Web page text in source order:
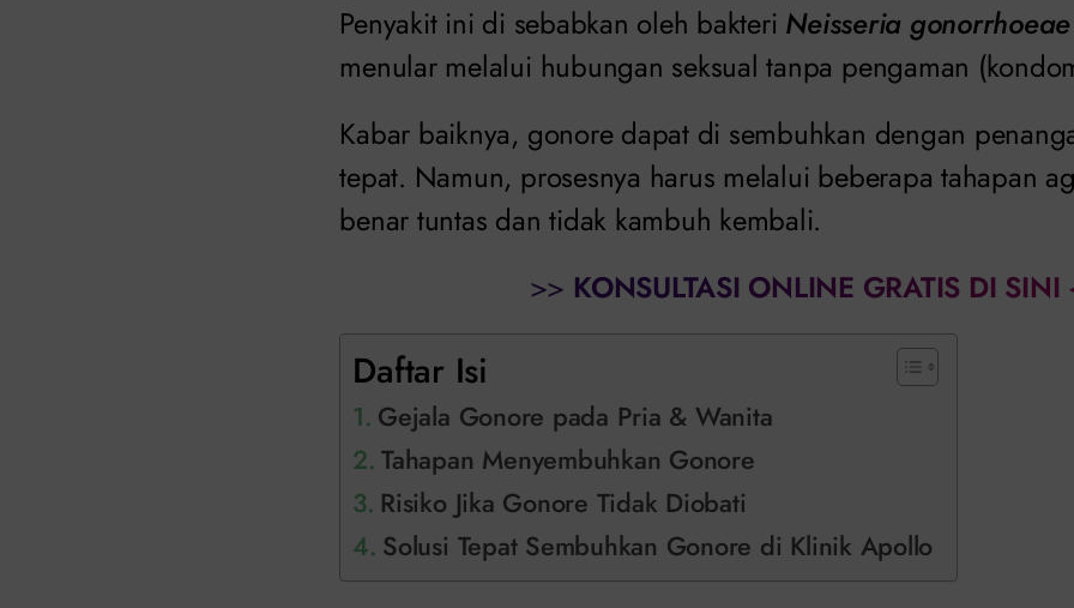
Penyakit ini di sebabkan oleh bakteri Neisseria gonorrhoeae
menular melalui hubungan seksual tanpa pengaman
Kabar baiknya, gonore dapat di sembuhkan dengan
tepat. Namun, prosesnya harus melalui beberapa tahapan
benar tuntas dan tidak kambuh kembali.
>> KONSULTASI ONLINE GRATIS DI SINI
Daftar Isi
Gejala Gonore pada Pria & Wanita
Tahapan Menyembuhkan Gonore
Risiko Jika Gonore Tidak Diobati
Solusi Tepat Sembuhkan Gonore di Klinik Apollo